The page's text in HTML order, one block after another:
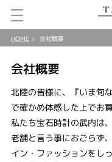
HOME 会社概要
会社概要
北陸の皆様に、『いま旬
で確かめ体感した上でお
私たち宝石時計の武内は
老舗と言う事におごらず
イン・ファッションをし